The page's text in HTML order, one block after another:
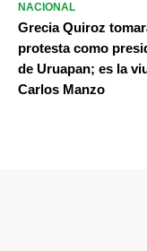
NACIONAL
Grecia Quiroz
protesta como
de Uruapan; es la
Carlos Manzo